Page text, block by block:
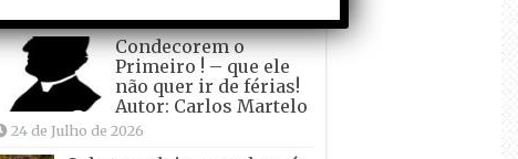
Condecorem o
Primeiro ! – que ele
não quer ir de férias!
Autor: Carlos Martelo
24 de Julho de 2026